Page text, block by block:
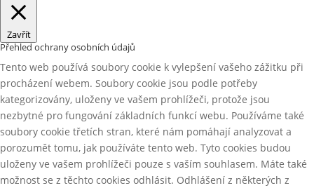
Zavřít
Přehled ochrany osobních údajů
Tento web používá soubory cookie k vylepšení vašeho zážitku při
procházení webem. Soubory cookie jsou podle potřeby
kategorizovány, uloženy ve vašem prohlížeči, protože jsou
nezbytné pro fungování základních funkcí webu. Používáme také
soubory cookie třetích stran, které nám pomáhají analyzovat a
porozumět tomu, jak používáte tento web. Tyto cookies budou
uloženy ve vašem prohlížeči pouze s vaším souhlasem. Máte také
možnost se z těchto cookies odhlásit. Odhlášení z některých z